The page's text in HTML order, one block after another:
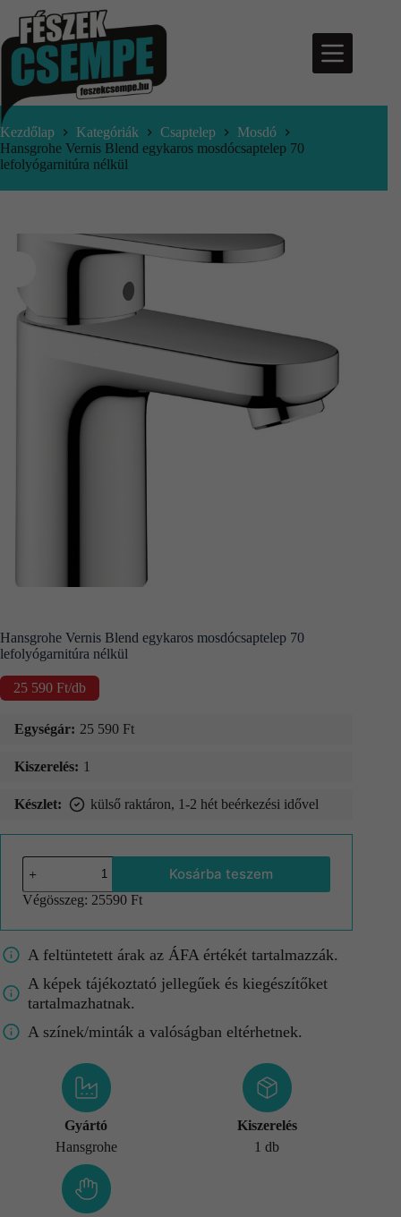
Termékek
Árajánlatkérés
Kapcsolat
Kezdőlap Kategóriák Csaptelep
Mosdó
Hansgrohe Vernis Blend egykaros mosdócsaptelep 70
lefolyógarnitúra nélkül
Hansgrohe Vernis Blend egykaros mosdócsaptelep 70
lefolyógarnitúra nélkül
25 590 Ft/db
Egységár: 25 590 Ft
Kiszerelés: 1
Készlet: külső raktáron, 1-2 hét beérkezési idővel
Kosárba teszem
Végösszeg: 25590 Ft
A feltüntetett árak az ÁFA értékét tartalmazzák.
A képek tájékoztató jellegűek és kiegészítőket
tartalmazhatnak.
A színek/minták a valóságban eltérhetnek.
Gyártó
Hansgrohe
Kiszerelés
1 db